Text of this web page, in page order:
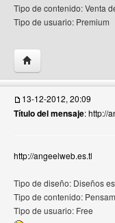
Tipo de contenido: Venta
Tipo de usuario: Premium
Visitar sitio web del
usuario
13-12-2012, 20:09
Título del mensaje: http://
http://angeelweb.es.tl
Tipo de diseño: Diseños
Tipo de contenido:
Tipo de usuario: Free